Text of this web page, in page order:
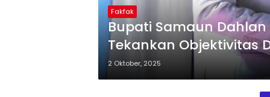
Fakfak
Bupati Samaun Dahlan
Tekankan Objektivitas
2 Oktober, 2025